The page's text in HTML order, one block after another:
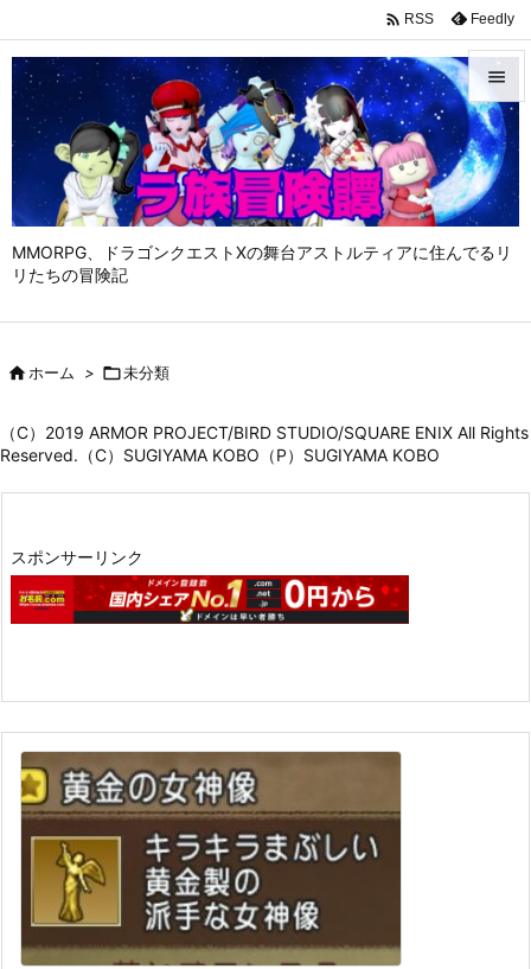
MMORPG、ドラゴンクエストⅩの舞台アストルティアに住んでるリ
リたちの冒険記


メニュ

サイド

 RSS Feedly
ホーム > 未分類
（C）2019 ARMOR PROJECT/BIRD STUDIO/SQUARE ENIX All Rights
Reserved.（C）SUGIYAMA KOBO（P）SUGIYAMA KOBO
スポンサーリンク